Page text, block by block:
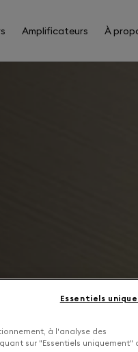
Amplificateurs À
à l'analyse des
sur "Essentiels uniquement"
Essentiels